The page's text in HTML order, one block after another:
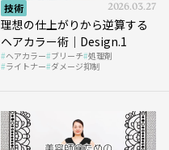
技術 2026.03.27
理想の仕上がりから逆算する
ヘアカラー術｜Design.1
ヘアカラー ブリーチ 処理剤
ライトナー ダメージ抑制